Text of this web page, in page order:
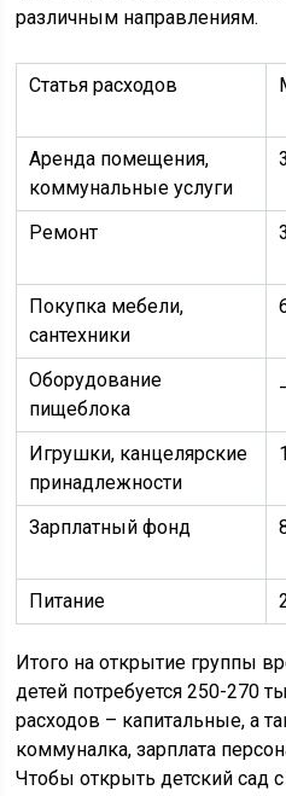
различным направлениям.
Статья расходов
Аренда помещения,
коммунальные услуги
Ремонт
Покупка мебели,
сантехники
Оборудование
пищеблока
Игрушки, канцелярские
принадлежности
Зарплатный фонд
Питание
Итого на открытие группы
детей потребуется 250-270
расходов – капитальные, а
коммуналка, зарплата
Чтобы открыть детский сад